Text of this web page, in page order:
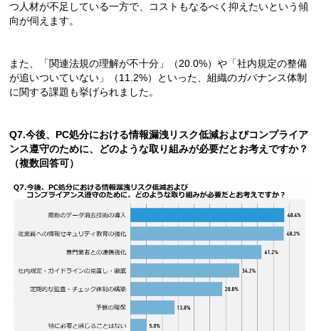
つ人材が不足している一方で、コストもなるべく抑えたいという傾
向が伺えます。
また、「関連法規の理解が不十分」（20.0%）や「社内規定の整備
が追いついていない」（11.2%）といった、組織のガバナンス体制
に関する課題も挙げられました。
Q7.今後、PC処分における情報漏洩リスク低減およびコンプライア
ンス遵守のために、どのような取り組みが必要だとお考えですか？
（複数回答可）